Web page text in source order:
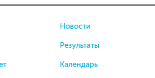
Новости
Результаты
Календарь